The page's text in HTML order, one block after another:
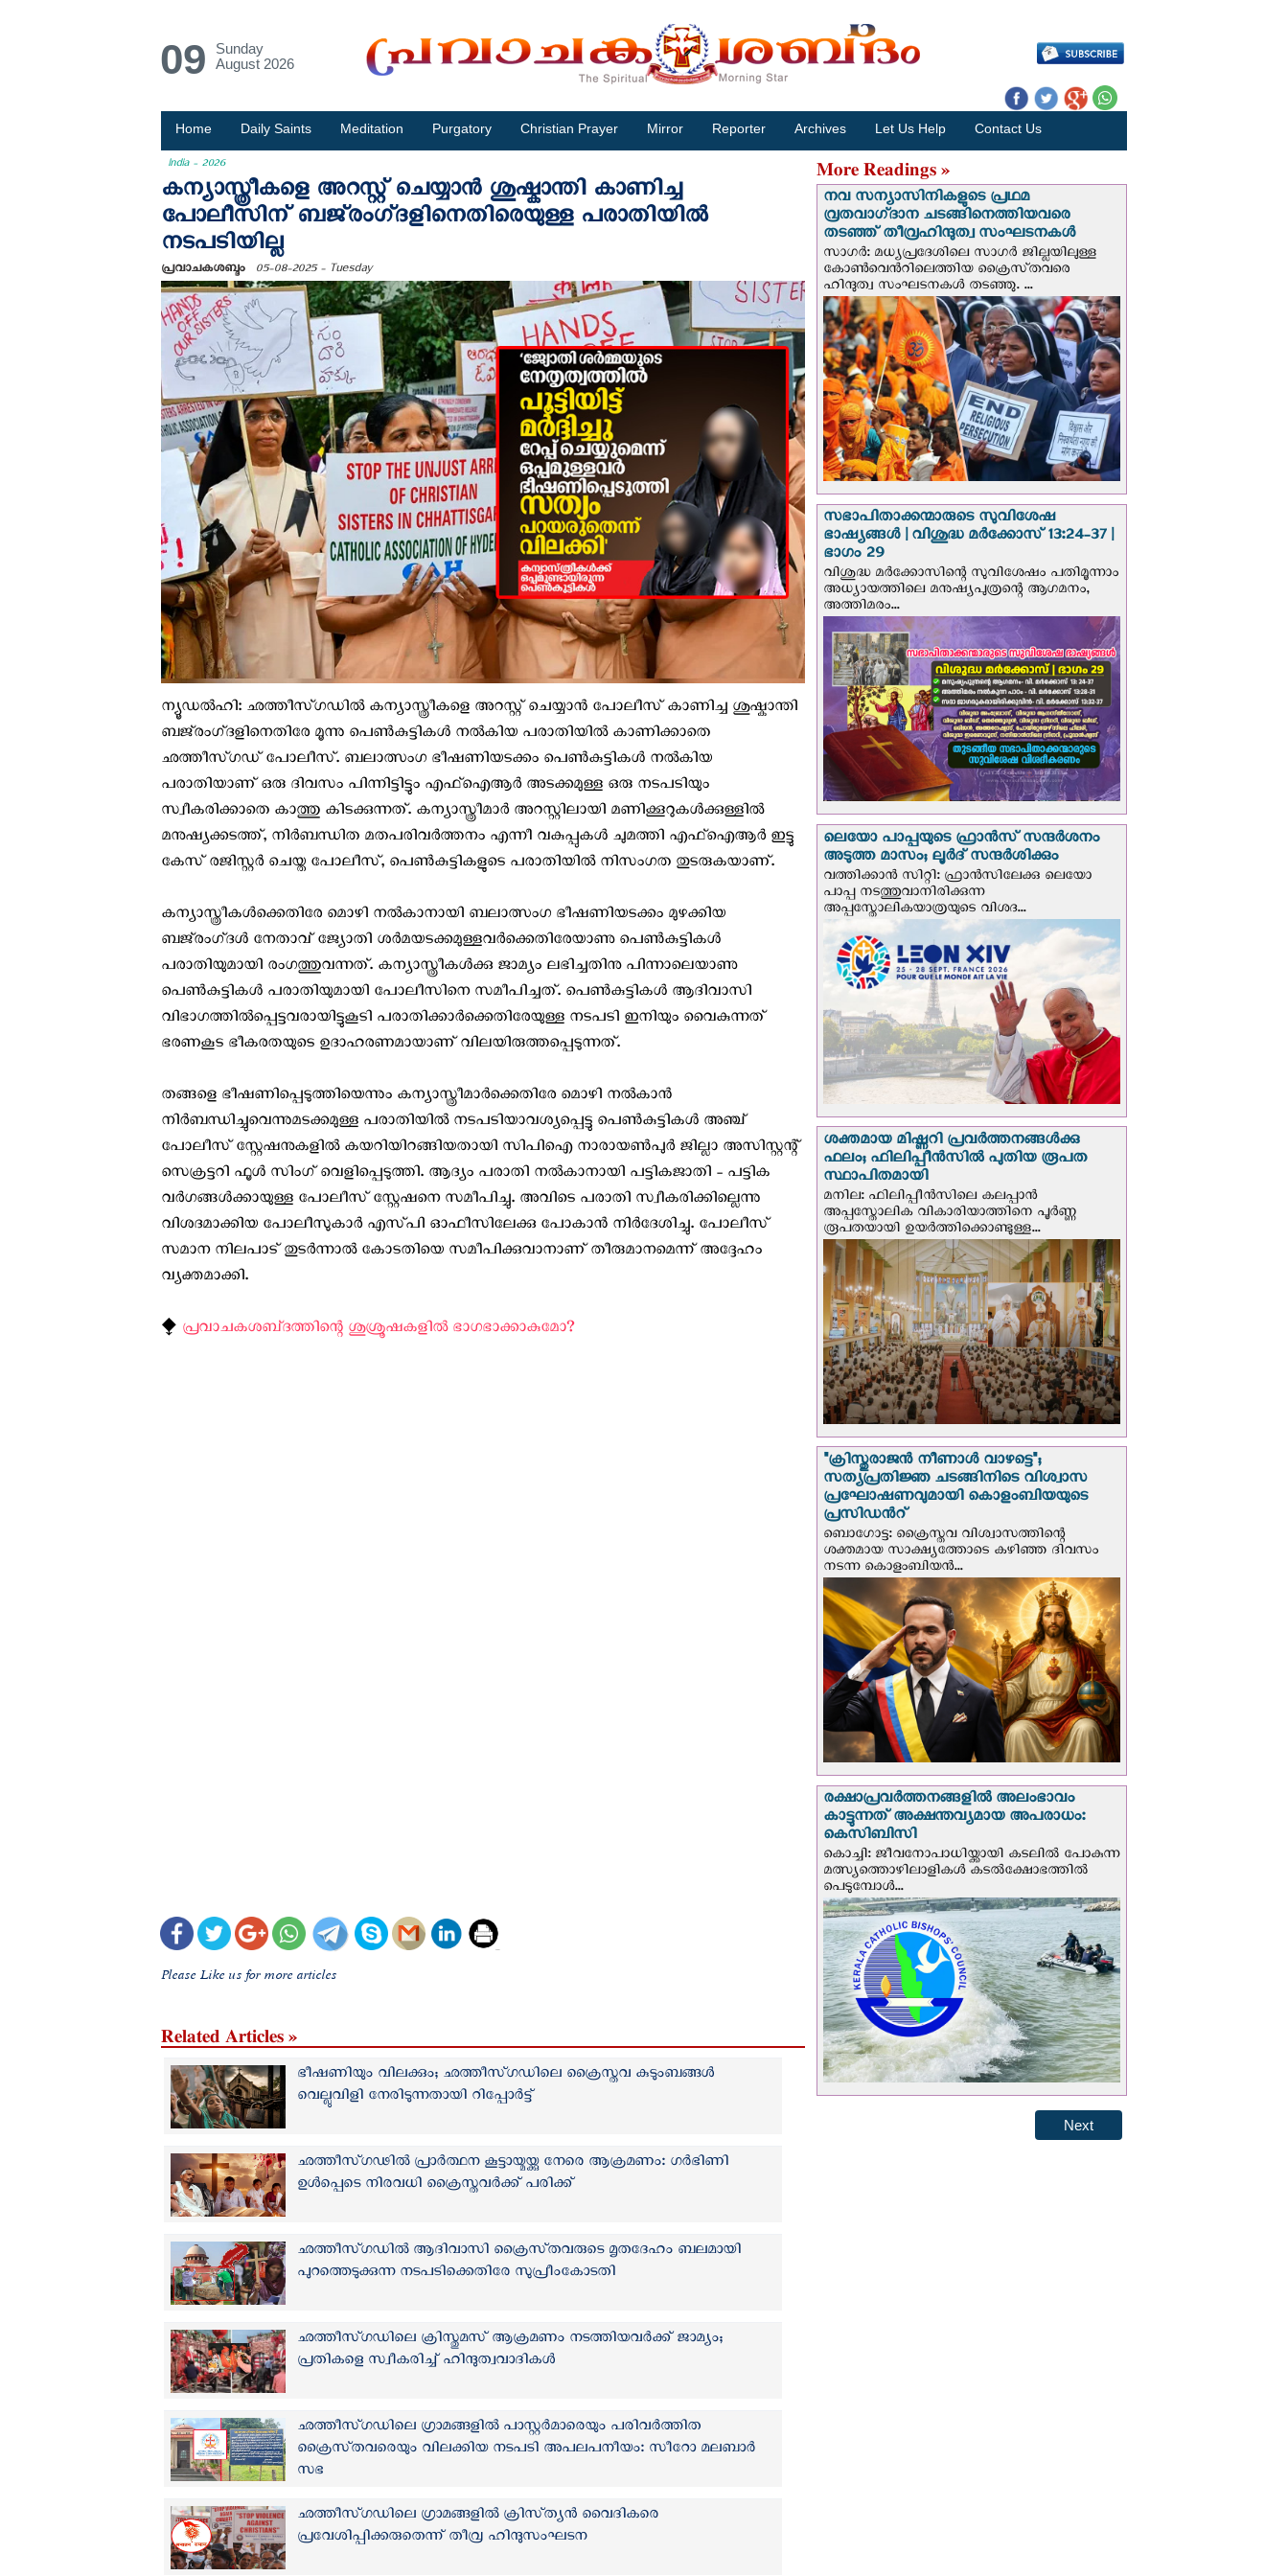
09
Sunday
August 2026
Home Daily Saints Meditation Purgatory Christian Prayer Mirror Reporter Archives Let Us Help Contact Us
India - 2026
കന്യാസ്ത്രീകളെ അറസ്റ്റ് ചെയ്യാൻ ശുഷ്കാന്തി കാണിച്ച
പോലീസിന് ബജ്‌രംഗ്‌ദളിനെതിരെയുള്ള പരാതിയില്‍
നടപടിയില്ല
പ്രവാചകശബ്ദം 05-08-2025 - Tuesday
ന്യൂഡൽഹി: ഛത്തീസ്ഗഡില്‍ കന്യാസ്ത്രീകളെ അറസ്റ്റ് ചെയ്യാൻ പോലീസ് കാണിച്ച ശുഷ്കാന്തി
ബജ്‌രംഗ്‌ദളിനെതിരേ മൂന്നു പെൺകുട്ടികൾ നൽകിയ പരാതിയിൽ കാണിക്കാതെ
ഛത്തീസ്ഗഡ് പോലീസ്. ബലാത്സംഗ ഭീഷണിയടക്കം പെൺകുട്ടികൾ നൽകിയ
പരാതിയാണ് ഒരു ദിവസം പിന്നിട്ടിട്ടും എഫ്ഐആർ അടക്കമുള്ള ഒരു നടപടിയും
സ്വീകരിക്കാതെ കാത്തു കിടക്കുന്നത്. കന്യാസ്ത്രീമാർ അറസ്റ്റിലായി മണിക്കൂറുകൾക്കുള്ളിൽ
മനുഷ്യക്കടത്ത്, നിർബന്ധിത മതപരിവർത്തനം എന്നീ വകുപ്പുകൾ ചുമത്തി എഫ്‌ഐആർ ഇട്ടു
കേസ് രജിസ്റ്റർ ചെയ്ത പോലീസ്, പെണ്‍കുട്ടികളുടെ പരാതിയില്‍ നിസംഗത തുടരുകയാണ്.
കന്യാസ്ത്രീകൾക്കെതിരേ മൊഴി നൽകാനായി ബലാത്സംഗ ഭീഷണിയടക്കം മുഴക്കിയ
ബജ്‌രംഗ്‌ദൾ നേതാവ് ജ്യോതി ശർമയടക്കമുള്ളവർക്കെതിരേയാണു പെൺകുട്ടികൾ
പരാതിയുമായി രംഗത്തുവന്നത്. കന്യാസ്ത്രീകള്‍ക്കു ജാമ്യം ലഭിച്ചതിനു പിന്നാലെയാണു
പെൺകുട്ടികൾ പരാതിയുമായി പോലീസിനെ സമീപിച്ചത്. പെൺകുട്ടികൾ ആദിവാസി
വിഭാഗത്തിൽപ്പെട്ടവരായിട്ടുകൂടി പരാതിക്കാർക്കെതിരേയുള്ള നടപടി ഇനിയും വൈകുന്നത്
ഭരണകൂട ഭീകരതയുടെ ഉദാഹരണമായാണ് വിലയിരുത്തപ്പെടുന്നത്.
തങ്ങളെ ഭീഷണിപ്പെടുത്തിയെന്നും കന്യാസ്ത്രീമാർക്കെതിരേ മൊഴി നൽകാൻ
നിർബന്ധിച്ചുവെന്നുമടക്കമുള്ള പരാതിയിൽ നടപടിയാവശ്യപ്പെട്ടു പെൺകുട്ടികൾ അഞ്ച്
പോലീസ് സ്റ്റേഷനുകളിൽ കയറിയിറങ്ങിയതായി സിപിഐ നാരായൺപുർ ജില്ലാ അസിസ്റ്റന്റ്
സെക്രട്ടറി ഫൂൾ സിംഗ് വെളിപ്പെടുത്തി. ആദ്യം പരാതി നൽകാനായി പട്ടികജാതി - പട്ടിക
വർഗങ്ങൾക്കായുള്ള പോലീസ് സ്റ്റേഷനെ സമീപിച്ചു. അവിടെ പരാതി സ്വീകരിക്കില്ലെന്നു
വിശദമാക്കിയ പോലീസുകാർ എസ്‌പി ഓഫീസിലേക്കു പോകാൻ നിർദേശിച്ചു. പോലീസ്
സമാന നിലപാട് തുടർന്നാൽ കോടതിയെ സമീപിക്കുവാനാണ് തീരുമാനമെന്ന് അദ്ദേഹം
വ്യക്തമാക്കി.
⧪ പ്രവാചകശബ്‌ദത്തിന്റെ ശുശ്രൂഷകളില്‍ ഭാഗഭാക്കാകുമോ? ‍
Please Like us for more articles
Related Articles »
ഭീഷണിയും വിലക്കും; ഛത്തീസ്ഗഡിലെ ക്രൈസ്തവ കുടുംബങ്ങൾ
വെല്ലുവിളി നേരിടുന്നതായി റിപ്പോര്‍ട്ട്
ഛത്തീസ്ഗഢിൽ പ്രാർത്ഥന കൂട്ടായ്മയ്ക്കു നേരെ ആക്രമണം: ഗര്‍ഭിണി
ഉള്‍പ്പെടെ നിരവധി ക്രൈസ്തവര്‍ക്ക് പരിക്ക്
ഛത്തീസ്‌ഗഡിൽ ആദിവാസി ക്രൈസ്‌തവരുടെ മൃതദേഹം ബലമായി
പുറത്തെടുക്കുന്ന നടപടിക്കെതിരേ സുപ്രീംകോടതി
ഛത്തീസ്‌ഗഡിലെ ക്രിസ്തുമസ് ആക്രമണം നടത്തിയവര്‍ക്ക് ജാമ്യം;
പ്രതികളെ സ്വീകരിച്ച് ഹിന്ദുത്വവാദികള്‍
ഛത്തീസ്‌ഗഡിലെ ഗ്രാമങ്ങളിൽ പാസ്റ്റർമാരെയും പരിവർത്തിത
ക്രൈസ്‌തവരെയും വിലക്കിയ നടപടി അപലപനീയം: സീറോ മലബാർ
സഭ
ഛത്തീസ്‌ഗഡിലെ ഗ്രാമങ്ങളിൽ ക്രിസ്‌ത്യൻ വൈദികരെ
പ്രവേശിപ്പിക്കരുതെന്ന് തീവ്ര ഹിന്ദുസംഘടന
More Readings »
നവ സന്യാസിനികളുടെ പ്രഥമ
വ്രതവാഗ്‌ദാന ചടങ്ങിനെത്തിയവരെ
തടഞ്ഞ് തീവ്രഹിന്ദുത്വ സംഘടനകള്‍
സാഗർ: മധ്യപ്രദേശിലെ സാഗർ ജില്ലയിലുള്ള
കോൺവെന്‍റിലെത്തിയ ക്രൈസ്‌തവരെ
ഹിന്ദുത്വ സംഘടനകൾ തടഞ്ഞു. ...
സഭാപിതാക്കന്മാരുടെ സുവിശേഷ
ഭാഷ്യങ്ങള്‍ | വിശുദ്ധ മര്‍ക്കോസ് 13:24-37 |
ഭാഗം 29
വിശുദ്ധ മര്‍ക്കോസിന്റെ സുവിശേഷം പതിമൂന്നാം
അധ്യായത്തിലെ മനുഷ്യപുത്രന്റെ ആഗമനം,
അത്തിമരം...
ലെയോ പാപ്പയുടെ ഫ്രാന്‍സ് സന്ദര്‍ശനം
അടുത്ത മാസം; ലൂര്‍ദ് സന്ദര്‍ശിക്കും
വത്തിക്കാന്‍ സിറ്റി: ഫ്രാൻസിലേക്കു ലെയോ
പാപ്പ നടത്തുവാനിരിക്കുന്ന
അപ്പസ്തോലികയാത്രയുടെ വിശദ...
ശക്തമായ മിഷ്ണറി പ്രവർത്തനങ്ങൾക്കു
ഫലം; ഫിലിപ്പീൻസിൽ പുതിയ രൂപത
സ്ഥാപിതമായി
മനില: ഫിലിപ്പീൻസിലെ കലപ്പാൻ
അപ്പസ്തോലിക വികാരിയാത്തിനെ പൂർണ്ണ
രൂപതയായി ഉയർത്തിക്കൊണ്ടുള്ള...
"ക്രിസ്തുരാജന്‍ നീണാള്‍ വാഴട്ടെ";
സത്യപ്രതിജ്ഞ ചടങ്ങിനിടെ വിശ്വാസ
പ്രഘോഷണവുമായി കൊളംബിയയുടെ
പ്രസിഡന്‍റ്
ബൊഗോട്ട: ക്രൈസ്തവ വിശ്വാസത്തിന്റെ
ശക്തമായ സാക്ഷ്യത്തോടെ കഴിഞ്ഞ ദിവസം
നടന്ന കൊളംബിയന്‍...
രക്ഷാപ്രവര്‍ത്തനങ്ങളില്‍ അലംഭാവം
കാട്ടുന്നത് അക്ഷന്തവ്യമായ അപരാധം:
കെസിബിസി
കൊച്ചി: ജീവനോപാധിയ്ക്കായി കടലില്‍ പോകുന്ന
മത്സ്യത്തൊഴിലാളികള്‍ കടല്‍ക്ഷോഭത്തില്‍
പെടുമ്പോള്‍...
Next